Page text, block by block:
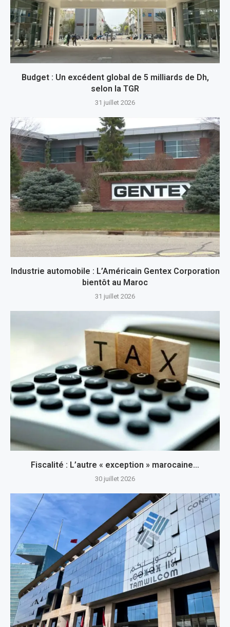
Budget : Un excédent global de 5 milliards de Dh,
selon la TGR
31 juillet 2026
Industrie automobile : L’Américain Gentex Corporation
bientôt au Maroc
31 juillet 2026
Fiscalité : L’autre « exception » marocaine…
30 juillet 2026